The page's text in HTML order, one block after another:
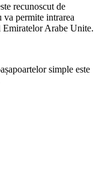
recunoscut de
permite intrarea
Arabe Unite.
simple este